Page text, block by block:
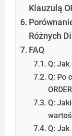
Klauzulą
Różnych
FAQ
Q: Jak
Q: Po
Q:
Q: Jak